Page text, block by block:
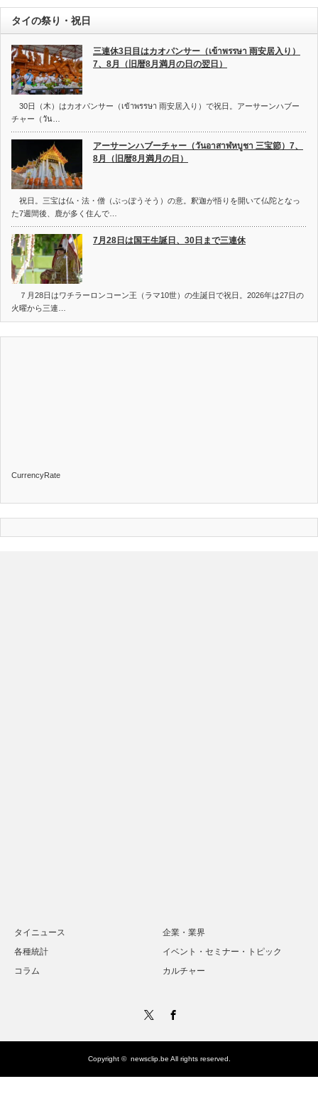
タイの祭り・祝日
三連休3日目はカオパンサー（เข้าพรรษา 雨安居入り）
7、8月（旧暦8月満月の日の翌日）
30日（木）はカオパンサー（เข้าพรรษา 雨安居入り）で祝日。アーサーンハブー
チャー（วัน…
アーサーンハブーチャー（วันอาสาฬหบูชา 三宝節）7、
8月（旧暦8月満月の日）
祝日。三宝は仏・法・僧（ぶっぽうそう）の意。釈迦が悟りを開いて仏陀となっ
た7週間後、鹿が多く住んで…
7月28日は国王生誕日、30日まで三連休
７月28日はワチラーロンコーン王（ラマ10世）の生誕日で祝日。2026年は27日の
火曜から三連…
CurrencyRate
タイニュース
企業・業界
各種統計
イベント・セミナー・トピック
コラム
カルチャー
Copyright © newsclip.be All rights reserved.